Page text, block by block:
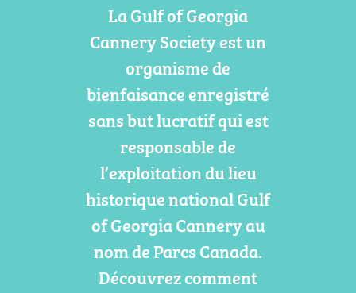
La Gulf of Georgia
Cannery Society est un
organisme de
bienfaisance enregistré
sans but lucratif qui est
responsable de
l’exploitation du lieu
historique national Gulf
of Georgia Cannery au
nom de Parcs Canada.
Découvrez comment